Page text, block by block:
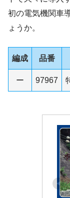
初の電気機関車
ょうか。
編成 品番
ー 97967